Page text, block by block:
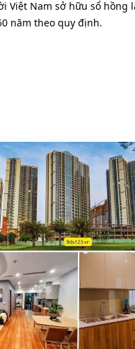
Việt Nam sở hữu sổ hồng
năm theo quy định.